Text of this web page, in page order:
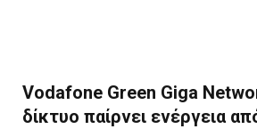
Vodafone Green Giga
δίκτυο παίρνει ενέργεια